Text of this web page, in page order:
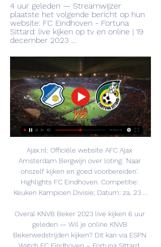
4 uur geleden — Streamwijzer
plaatste het volgende bericht op hun
website: FC Eindhoven - Fortuna
Sittard: live kijken op tv en online | 19
december 2023 ...
Ajax.nl: Officiële website AFC Ajax
Amsterdam Bergwijn over loting: 'Naar
onszelf kijken en goed voorbereiden'.
Highlights FC Eindhoven. Competitie:
Keuken Kampioen Divisie; Datum: za. 23 ...
Overal KNVB Beker 2023 live kijken 6 uur
geleden — Wil je online KNVB
Bekerwedstrijden kijken? Dit kan via ESPN